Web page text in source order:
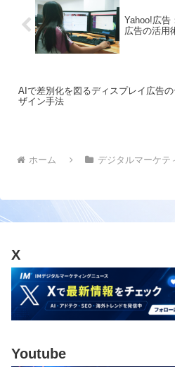
Yahoo!広告
広告の活用
AIで差別化を図るディスプレイ広告
ザイン手法
ホーム デジタルマーケテ
X
Youtube